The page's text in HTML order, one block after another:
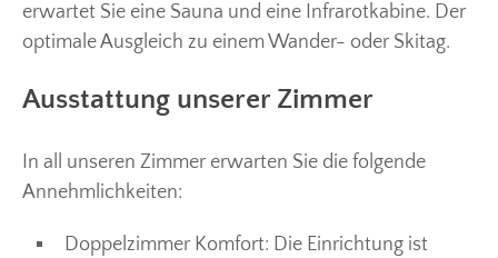
erwartet Sie eine Sauna und eine Infrarotkabine. Der
optimale Ausgleich zu einem Wander- oder Skitag.
Ausstattung unserer Zimmer
In all unseren Zimmer erwarten Sie die folgende
Annehmlichkeiten:
Doppelzimmer Komfort: Die Einrichtung ist